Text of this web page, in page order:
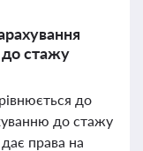
до стажу
до
до стажу
права на